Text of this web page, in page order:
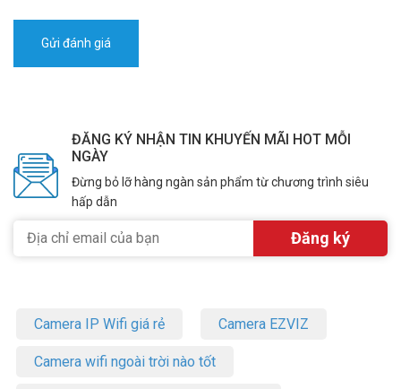
ĐĂNG KÝ NHẬN TIN KHUYẾN MÃI HOT MỖI
NGÀY
Đừng bỏ lỡ hàng ngàn sản phẩm từ chương trình siêu
hấp dẫn
Camera IP Wifi giá rẻ Camera EZVIZ
Camera wifi ngoài trời nào tốt